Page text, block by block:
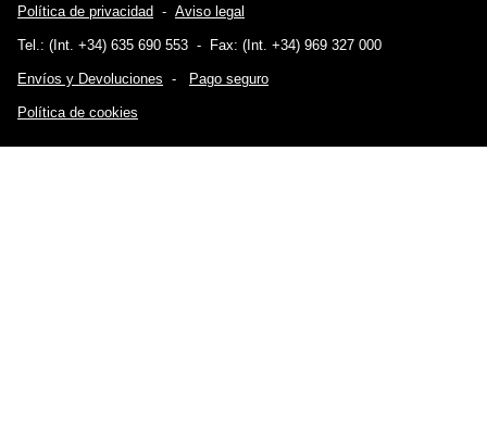
Política de privacidad - Aviso legal
Tel.: (Int. +34) 635 690 553 - Fax: (Int. +34) 969 327 000
Envíos y Devoluciones - Pago seguro
Política de cookies